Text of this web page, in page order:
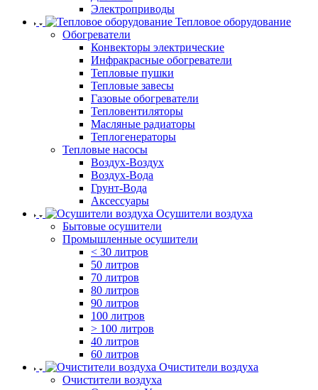
Электроприводы
Тепловое оборудование
Обогреватели
Конвекторы электрические
Инфракрасные обогреватели
Тепловые пушки
Тепловые завесы
Газовые обогреватели
Тепловентиляторы
Масляные радиаторы
Теплогенераторы
Тепловые насосы
Воздух-Воздух
Воздух-Вода
Грунт-Вода
Аксессуары
Осушители воздуха
Бытовые осушители
Промышленные осушители
< 30 литров
50 литров
70 литров
80 литров
90 литров
100 литров
> 100 литров
40 литров
60 литров
Очистители воздуха
Очистители воздуха